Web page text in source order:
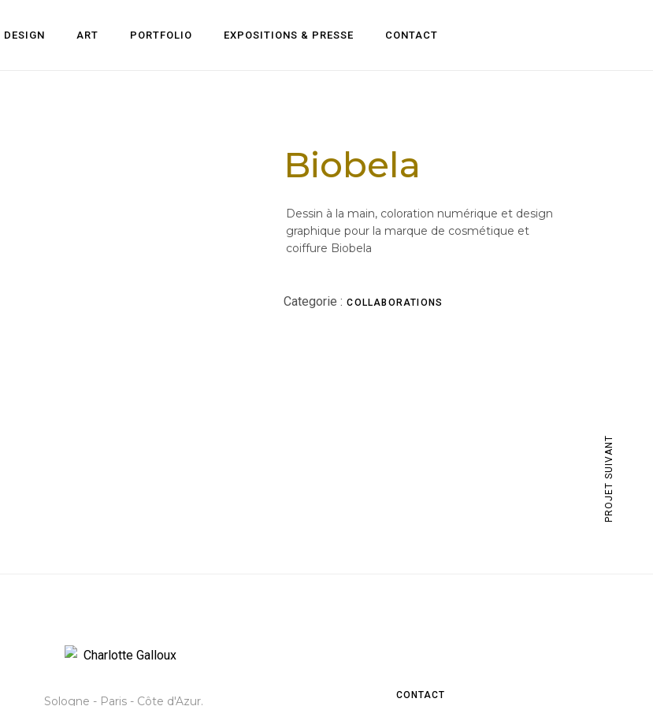
DESIGN ART PORTFOLIO EXPOSITIONS & PRESSE CONTACT
Biobela
Dessin à la main, coloration numérique et design
graphique pour la marque de cosmétique et
coiffure Biobela
Categorie : COLLABORATIONS
PROJET SUIVANT
Sologne - Paris - Côte d'Azur. CONTACT